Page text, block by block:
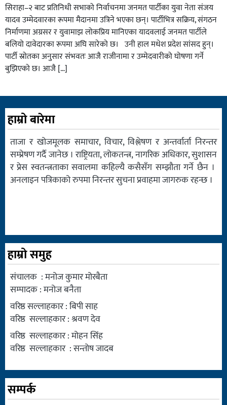
सिराहा–२ बाट प्रतिनिधी सभाको निर्वाचनमा जनमत पार्टीका युवा नेता संजय
यादव उम्मेदवारका रूपमा मैदानमा उत्रिने भएका छन्। पार्टीभित्र सक्रिय, संगठन
निर्माणमा अग्रसर र युवामाझ लोकप्रिय मानिएका यादवलाई जनमत पार्टीले
बलियो दावेदारका रूपमा अघि सारेको छ। उनी हाल मधेश प्रदेश सांसद हुन्।
पार्टी स्रोतका अनुसार संभवतः आजै राजीनामा र उम्मेदवारीको घोषणा गर्ने
बुझिएको छ। आजै […]
हाम्रो बारेमा
ताजा र खोजमूलक समाचार, विचार, विश्लेषण र अन्तर्वार्ता निरन्तर
सम्प्रेषण गर्दै जानेछ । राष्ट्रियता, लोकतन्त्र, नागरिक अधिकार, सुशासन
र प्रेस स्वतन्त्रताका सवालमा कहिल्यै कसैसँग सम्झौता गर्ने छैन ।
अनलाइन पत्रिकाको रुपमा निरन्तर सुचना प्रवाहमा जागरुक रहन्छ ।
हाम्रो समुह
संचालक : मनोज कुमार मोरबैता
सम्पादक : मनोज बनैता
वरिष्ठ सल्लाहकार : बिपी साह
वरिष्ठ सल्लाहकार : श्रवण देव
वरिष्ठ सल्लाहकार : मोहन सिंह
वरिष्ठ सल्लाहकार : सन्तोष जादब
सम्पर्क